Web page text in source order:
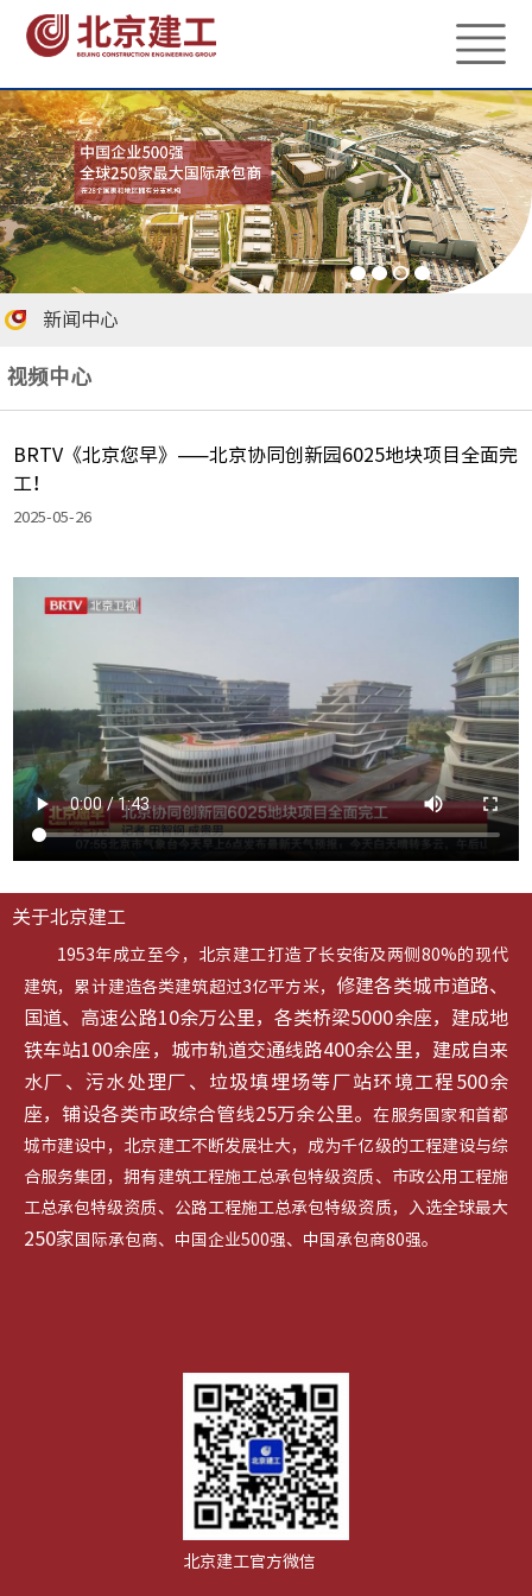
新闻中心
视频中心
BRTV《北京您早》——北京协同创新园6025地块项目全面完
工！
2025-05-26
关于北京建工
1953年成立至今，北京建工打造了长安街及两侧80%的现代
建筑，累计建造各类建筑超过3亿平方米， 修建各类城市道路、
国道、高速公路10余万公里，各类桥梁5000余座，建成地
铁车站100余座，城市轨道交通线路400余公里，建成自来
水厂、污水处理厂、垃圾填埋场等厂站环境工程500余
座，铺设各类市政综合管线25万余公里。在服务国家和首都
城市建设中，北京建工不断发展壮大，成为千亿级的工程建设与综
合服务集团，拥有建筑工程施工总承包特级资质、市政公用工程施
工总承包特级资质、公路工程施工总承包特级资质，入选全球最大
250家 国际承包商、中国企业500强、中国承包商80强。
北京建工官方微信